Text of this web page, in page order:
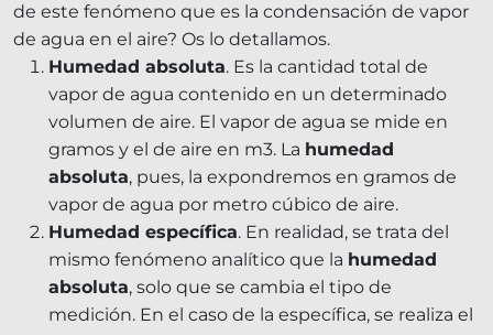
de este fenómeno que es la condensación de vapor
de agua en el aire? Os lo detallamos.
Humedad absoluta. Es la cantidad total de
vapor de agua contenido en un determinado
volumen de aire. El vapor de agua se mide en
gramos y el de aire en m3. La humedad
absoluta, pues, la expondremos en gramos de
vapor de agua por metro cúbico de aire.
Humedad específica. En realidad, se trata del
mismo fenómeno analítico que la humedad
absoluta, solo que se cambia el tipo de
medición. En el caso de la específica, se realiza el